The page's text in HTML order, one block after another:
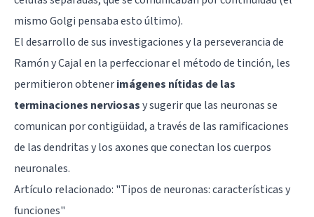
mismo Golgi pensaba esto último).
El desarrollo de sus investigaciones y la perseverancia de
Ramón y Cajal en la perfeccionar el método de tinción, les
permitieron obtenerimágenes nítidas de las
terminaciones nerviosasy sugerir que las neuronas se
comunican por contigüidad, a través de las ramificaciones
de las dendritas y los axones que conectan los cuerpos
neuronales.
Artículo relacionado: "Tipos de neuronas: características y
funciones"